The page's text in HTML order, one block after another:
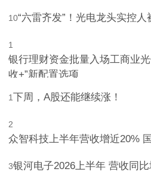
10“六雷齐发”！光电龙头实控人
1
银行理财资金批量入场工商业
收+”新配置选项
1下周，A股还能继续涨！
2
众智科技上半年营收增近20%
3银河电子2026上半年 营收同